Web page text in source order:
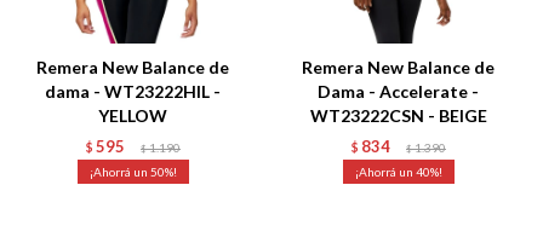
Remera New Balance de
dama - WT23222HIL -
YELLOW
$ 595 $ 1.190
50
Remera New Balance de
Dama - Accelerate -
WT23222CSN - BEIGE
$ 834 $ 1.390
40